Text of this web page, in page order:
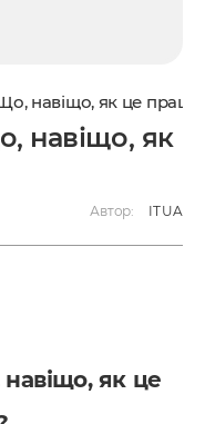
навіщо, як це
навіщо, як
Автор: ITUA
як це